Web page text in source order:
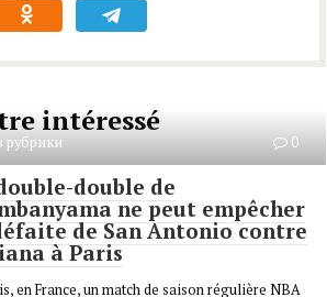
intéressé
рубрики 0
double de
ne peut empêcher
de San Antonio contre
à Paris
en France, un match de saison régulière NBA